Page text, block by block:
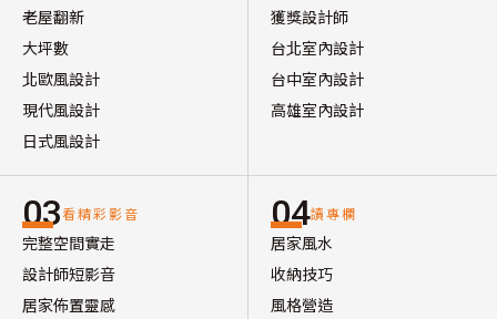
老屋翻新
大坪數
北歐風設計
現代風設計
日式風設計
獲獎設計師
台北室內設計
台中室內設計
高雄室內設計
03看精彩影音
完整空間實走
設計師短影音
居家佈置靈感
04讀專欄
居家風水
收納技巧
風格營造